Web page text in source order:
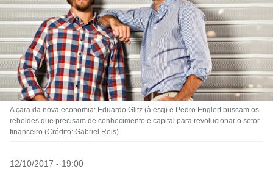
A cara da nova economia: Eduardo Glitz (à esq) e Pedro Englert buscam os
rebeldes que precisam de conhecimento e capital para revolucionar o setor
financeiro (Crédito: Gabriel Reis)
12/10/2017 - 19:00